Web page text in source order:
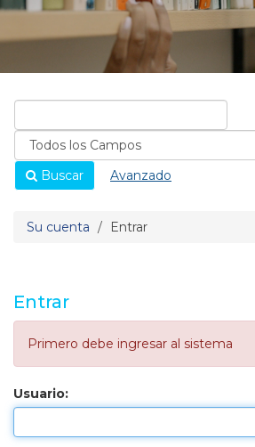
Buscar Avanzado
Su cuenta Entrar
Entrar
Primero debe ingresar al sistema
Usuario: